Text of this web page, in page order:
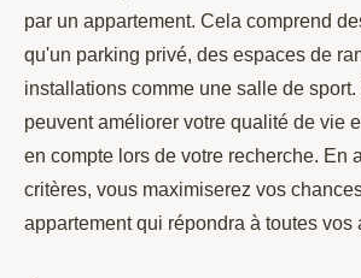
par un appartement. Cela comprend
qu'un parking privé, des espaces de
installations comme une salle de
peuvent améliorer votre qualité de vie
en compte lors de votre recherche. En
critères, vous maximiserez vos
appartement qui répondra à toutes vos